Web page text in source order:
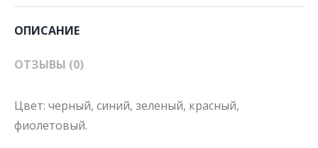
ОПИСАНИЕ
ОТЗЫВЫ (0)
Цвет: черный, синий, зеленый, красный,
фиолетовый.